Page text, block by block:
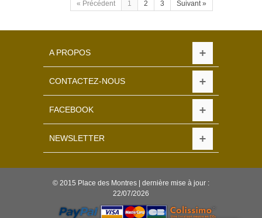
« Précédent 1 2 3 Suivant »
A PROPOS
CONTACTEZ-NOUS
FACEBOOK
NEWSLETTER
© 2015 Place des Montres | dernière mise à jour :
22/07/2026